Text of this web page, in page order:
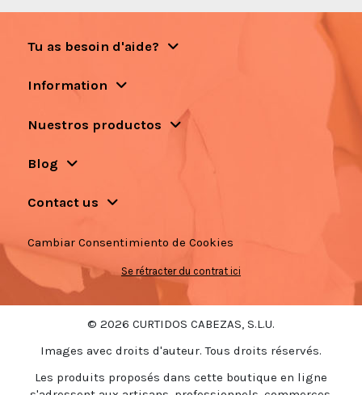
Tu as besoin d'aide?
Information
Nuestros productos
Blog
Contact us
Cambiar Consentimiento de Cookies
Se rétracter du contrat ici
© 2026 CURTIDOS CABEZAS, S.L.U.
Images avec droits d'auteur. Tous droits réservés.
Les produits proposés dans cette boutique en ligne